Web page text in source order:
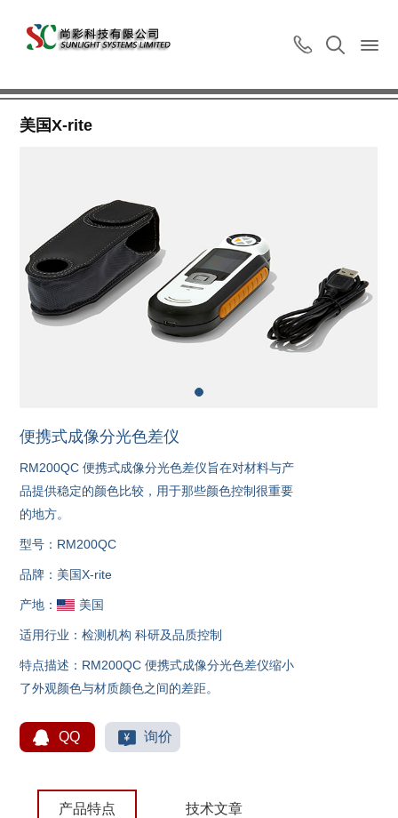
美国X-rite
便携式成像分光色差仪
RM200QC 便携式成像分光色差仪旨在对材料与产
品提供稳定的颜色比较，用于那些颜色控制很重要
的地方。
型号：RM200QC
品牌：美国X-rite
产地： 美国
适用行业：检测机构 科研及品质控制
特点描述：RM200QC 便携式成像分光色差仪缩小
了外观颜色与材质颜色之间的差距。
QQ 询价
产品特点 技术文章